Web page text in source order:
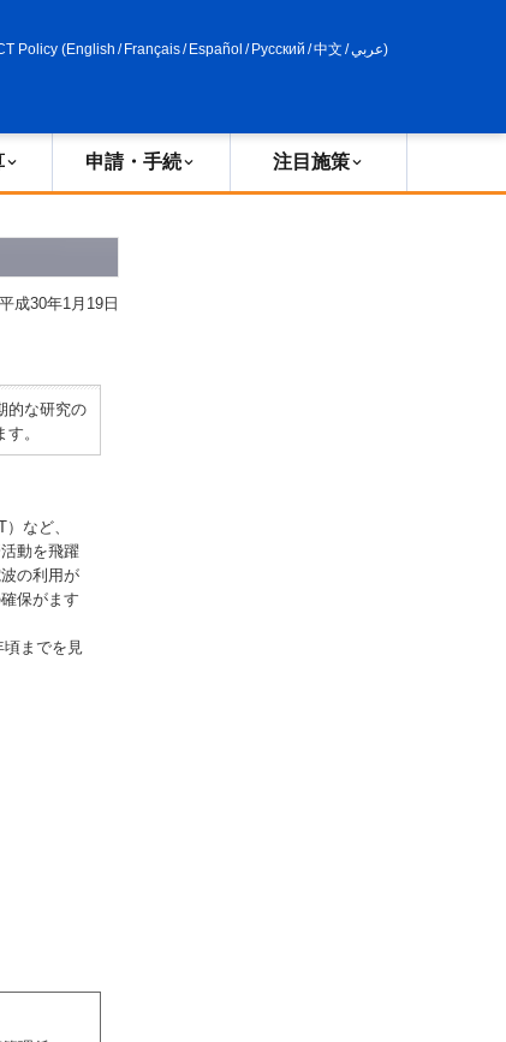
Policy (English / Français/ Español / Русский /中文 /عربي)
申請・手続 注目施策
平成30年1月19日
的な研究の
。
など、
動を飛躍
の利用が
保がます
までを見